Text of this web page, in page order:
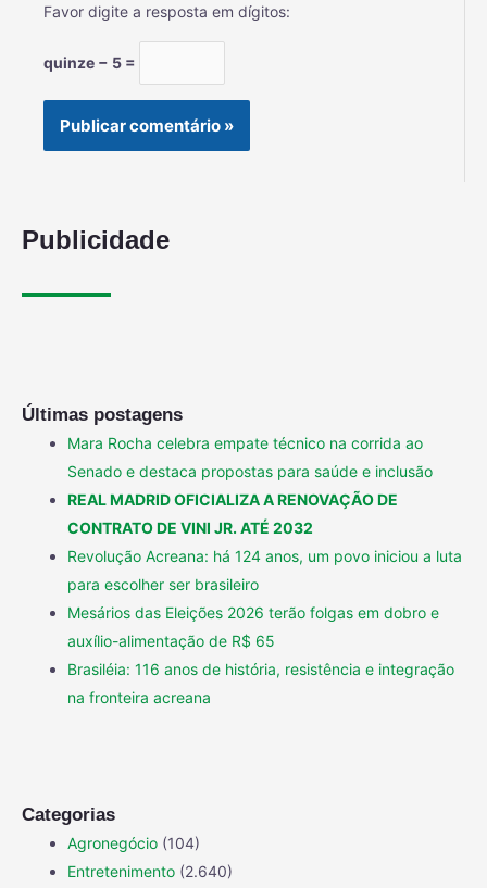
Favor digite a resposta em dígitos:
quinze − 5 =
Publicidade
Últimas postagens
Mara Rocha celebra empate técnico na corrida ao
Senado e destaca propostas para saúde e inclusão
REAL MADRID OFICIALIZA A RENOVAÇÃO DE
CONTRATO DE VINI JR. ATÉ 2032
Revolução Acreana: há 124 anos, um povo iniciou a luta
para escolher ser brasileiro
Mesários das Eleições 2026 terão folgas em dobro e
auxílio-alimentação de R$ 65
Brasiléia: 116 anos de história, resistência e integração
na fronteira acreana
Categorias
Agronegócio (104)
Entretenimento (2.640)